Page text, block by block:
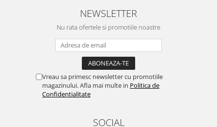
NEWSLETTER
Nu rata ofertele si promotiile noastre
Vreau sa primesc newsletter cu promotiile
magazinului. Afla mai multe in Politica de
Confidentialitate
SOCIAL